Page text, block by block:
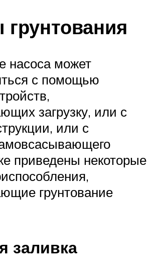
насоса может
с помощью
загрузку, или с
или с
приведены некоторые
грунтование
заливка